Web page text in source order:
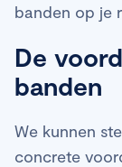
banden op je
De
banden
We kunnen
concrete